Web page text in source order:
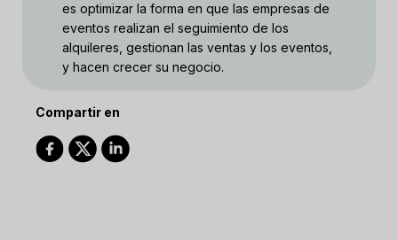
es optimizar la forma en que las empresas de
eventos realizan el seguimiento de los
alquileres, gestionan las ventas y los eventos,
y hacen crecer su negocio.
Compartir en